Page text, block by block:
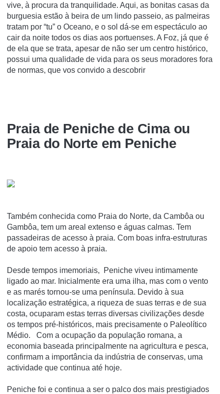
vive, à procura da tranquilidade. Aqui, as bonitas casas da
burguesia estão à beira de um lindo passeio, as palmeiras
tratam por “tu” o Oceano, e o sol dá-se em espectáculo ao
cair da noite todos os dias aos portuenses. A Foz, já que é
de ela que se trata, apesar de não ser um centro histórico,
possui uma qualidade de vida para os seus moradores fora
de normas, que vos convido a descobrir
Praia de Peniche de Cima ou
Praia do Norte em Peniche
Também conhecida como Praia do Norte, da Cambôa ou
Gambôa, tem um areal extenso e águas calmas. Tem
passadeiras de acesso à praia. Com boas infra-estruturas
de apoio tem acesso à praia.
Desde tempos imemoriais, Peniche viveu intimamente
ligado ao mar. Inicialmente era uma ilha, mas com o vento
e as marés tornou-se uma península. Devido à sua
localização estratégica, a riqueza de suas terras e de sua
costa, ocuparam estas terras diversas civilizações desde
os tempos pré-históricos, mais precisamente o Paleolítico
Médio. Com a ocupação da população romana, a
economia baseada principalmente na agricultura e pesca,
confirmam a importância da indústria de conservas, uma
actividade que continua até hoje.
Peniche foi e continua a ser o palco dos mais prestigiados